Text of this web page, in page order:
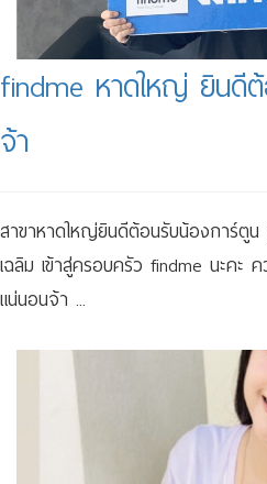
findme หาดใหญ่ ยินดี
จ้า
สาขาหาดใหญ่ยินดีต้อนรับน้องการ์ตู
เฉลิม เข้าสู่ครอบครัว findme นะคะ ค
แน่นอนจ้า ...